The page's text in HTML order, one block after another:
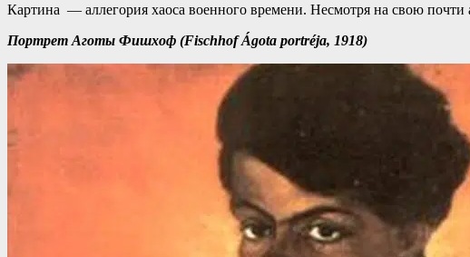
Картина — аллегория хаоса военного времени. Несмотря на свою почти
Портрет Аготы Фишхоф (Fischhof Ágota portréja, 1918)